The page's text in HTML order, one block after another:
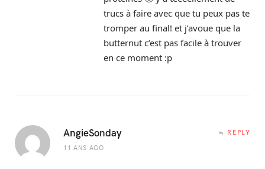
trucs à faire avec que tu peux pas te
tromper au final! et j’avoue que la
butternut c’est pas facile à trouver
en ce moment :p
AngieSonday
11 ANS AGO
REPLY